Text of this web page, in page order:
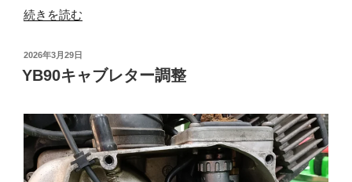
“YAMAHA
整
備”
続きを読む
投
稿
日:
2026年3月29日
YB90キャブレター調整